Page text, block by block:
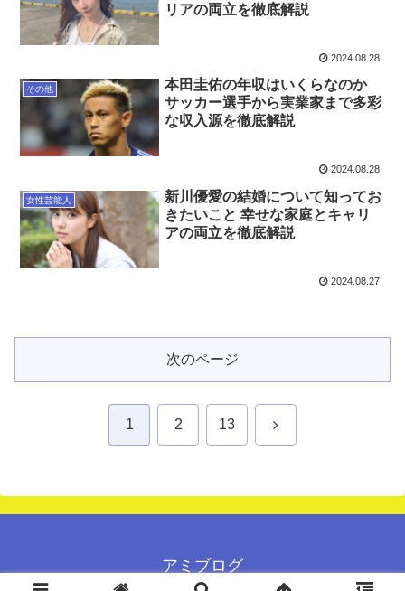
リアの両立を徹底解説
2024.08.28
その他
本田圭佑の年収はいくらなのか
サッカー選手から実業家まで多彩
な収入源を徹底解説
2024.08.28
女性芸能人
新川優愛の結婚について知ってお
きたいこと 幸せな家庭とキャリ
アの両立を徹底解説
2024.08.27
次のページ
1 2 13 次
アミブログ